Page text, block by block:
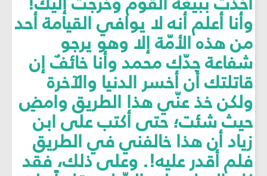
وأنا أعلم أنه لا يوافي القيامة أحد
من هذه الأمّة إلا وهو يرجو
شفاعة جدّك محمد وأنا خائفٌ إن
قاتلتك أن أخسر الدنيا والآخرة
ولكن خذ عنّي هذا الطريق وامضِ
حيث شئت؛ حتى أكتب على ابن
زياد أن هذا خالفني في الطريق
فلم أقدر عليه!. وعلى ذلك، فقد